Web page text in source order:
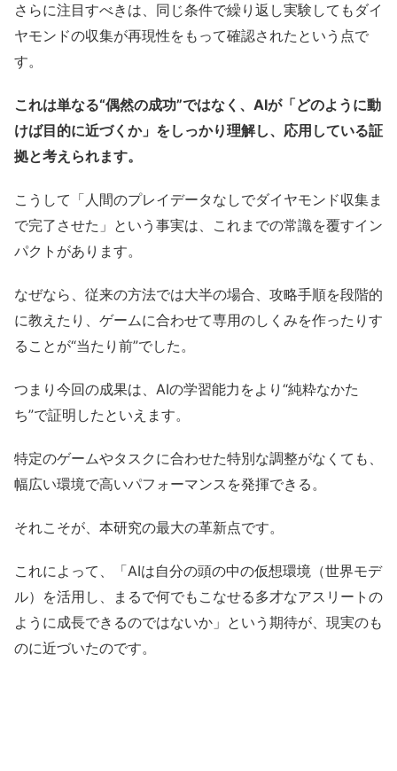
さらに注目すべきは、同じ条件で繰り返し実験してもダイ
ヤモンドの収集が再現性をもって確認されたという点で
す。
これは単なる“偶然の成功”ではなく、AIが「どのように動
けば目的に近づくか」をしっかり理解し、応用している証
拠と考えられます。
こうして「人間のプレイデータなしでダイヤモンド収集ま
で完了させた」という事実は、これまでの常識を覆すイン
パクトがあります。
なぜなら、従来の方法では大半の場合、攻略手順を段階的
に教えたり、ゲームに合わせて専用のしくみを作ったりす
ることが“当たり前”でした。
つまり今回の成果は、AIの学習能力をより“純粋なかた
ち”で証明したといえます。
特定のゲームやタスクに合わせた特別な調整がなくても、
幅広い環境で高いパフォーマンスを発揮できる。
それこそが、本研究の最大の革新点です。
これによって、「AIは自分の頭の中の仮想環境（世界モデ
ル）を活用し、まるで何でもこなせる多才なアスリートの
ように成長できるのではないか」という期待が、現実のも
のに近づいたのです。